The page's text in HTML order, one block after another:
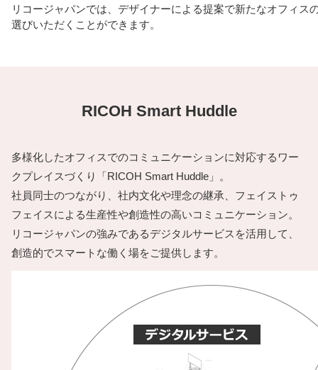
リコージャパンでは、デザイナーによる提案で新たなオフィス
選びいただくことができます。
RICOH Smart Huddle
多様化したオフィスでのコミュニケーションに対応するワー
クプレイスづくり「RICOH Smart Huddle」。
社員同士のつながり、社内文化や理念の継承、フェイストゥ
フェイスによる生産性や創造性の高いコミュニケーション。
リコージャパンの強みであるデジタルサービスを活用して、
創造的でスマートな働く場をご提供します。